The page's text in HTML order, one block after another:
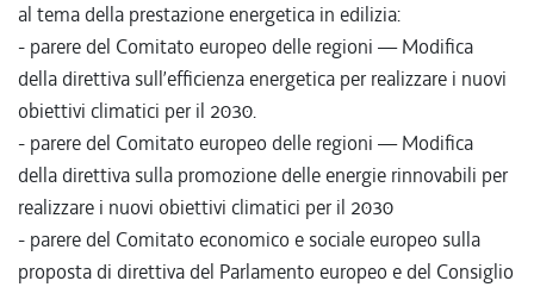
al tema della prestazione energetica in edilizia:
- parere del Comitato europeo delle regioni — Modifica
della direttiva sull’efficienza energetica per realizzare i nuovi
obiettivi climatici per il 2030.
- parere del Comitato europeo delle regioni — Modifica
della direttiva sulla promozione delle energie rinnovabili per
realizzare i nuovi obiettivi climatici per il 2030
- parere del Comitato economico e sociale europeo sulla
proposta di direttiva del Parlamento europeo e del Consiglio